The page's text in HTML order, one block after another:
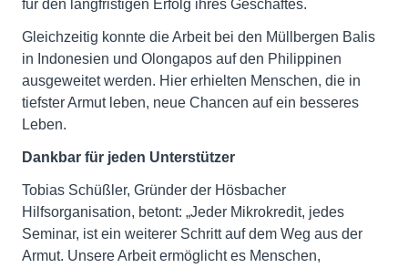
für den langfristigen Erfolg ihres Geschäftes.
Gleichzeitig konnte die Arbeit bei den Müllbergen Balis
in Indonesien und Olongapos auf den Philippinen
ausgeweitet werden. Hier erhielten Menschen, die in
tiefster Armut leben, neue Chancen auf ein besseres
Leben.
Dankbar für jeden Unterstützer
Tobias Schüßler, Gründer der Hösbacher
Hilfsorganisation, betont: „Jeder Mikrokredit, jedes
Seminar, ist ein weiterer Schritt auf dem Weg aus der
Armut. Unsere Arbeit ermöglicht es Menschen,